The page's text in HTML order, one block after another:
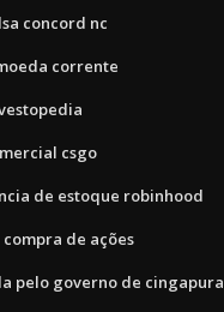
concord nc
corrente
csgo
de estoque robinhood
de ações
pelo governo de cingapura